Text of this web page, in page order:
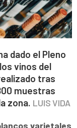
dado el Pleno
vinos del
tras
muestras
zona. LUIS VIDA
varietales